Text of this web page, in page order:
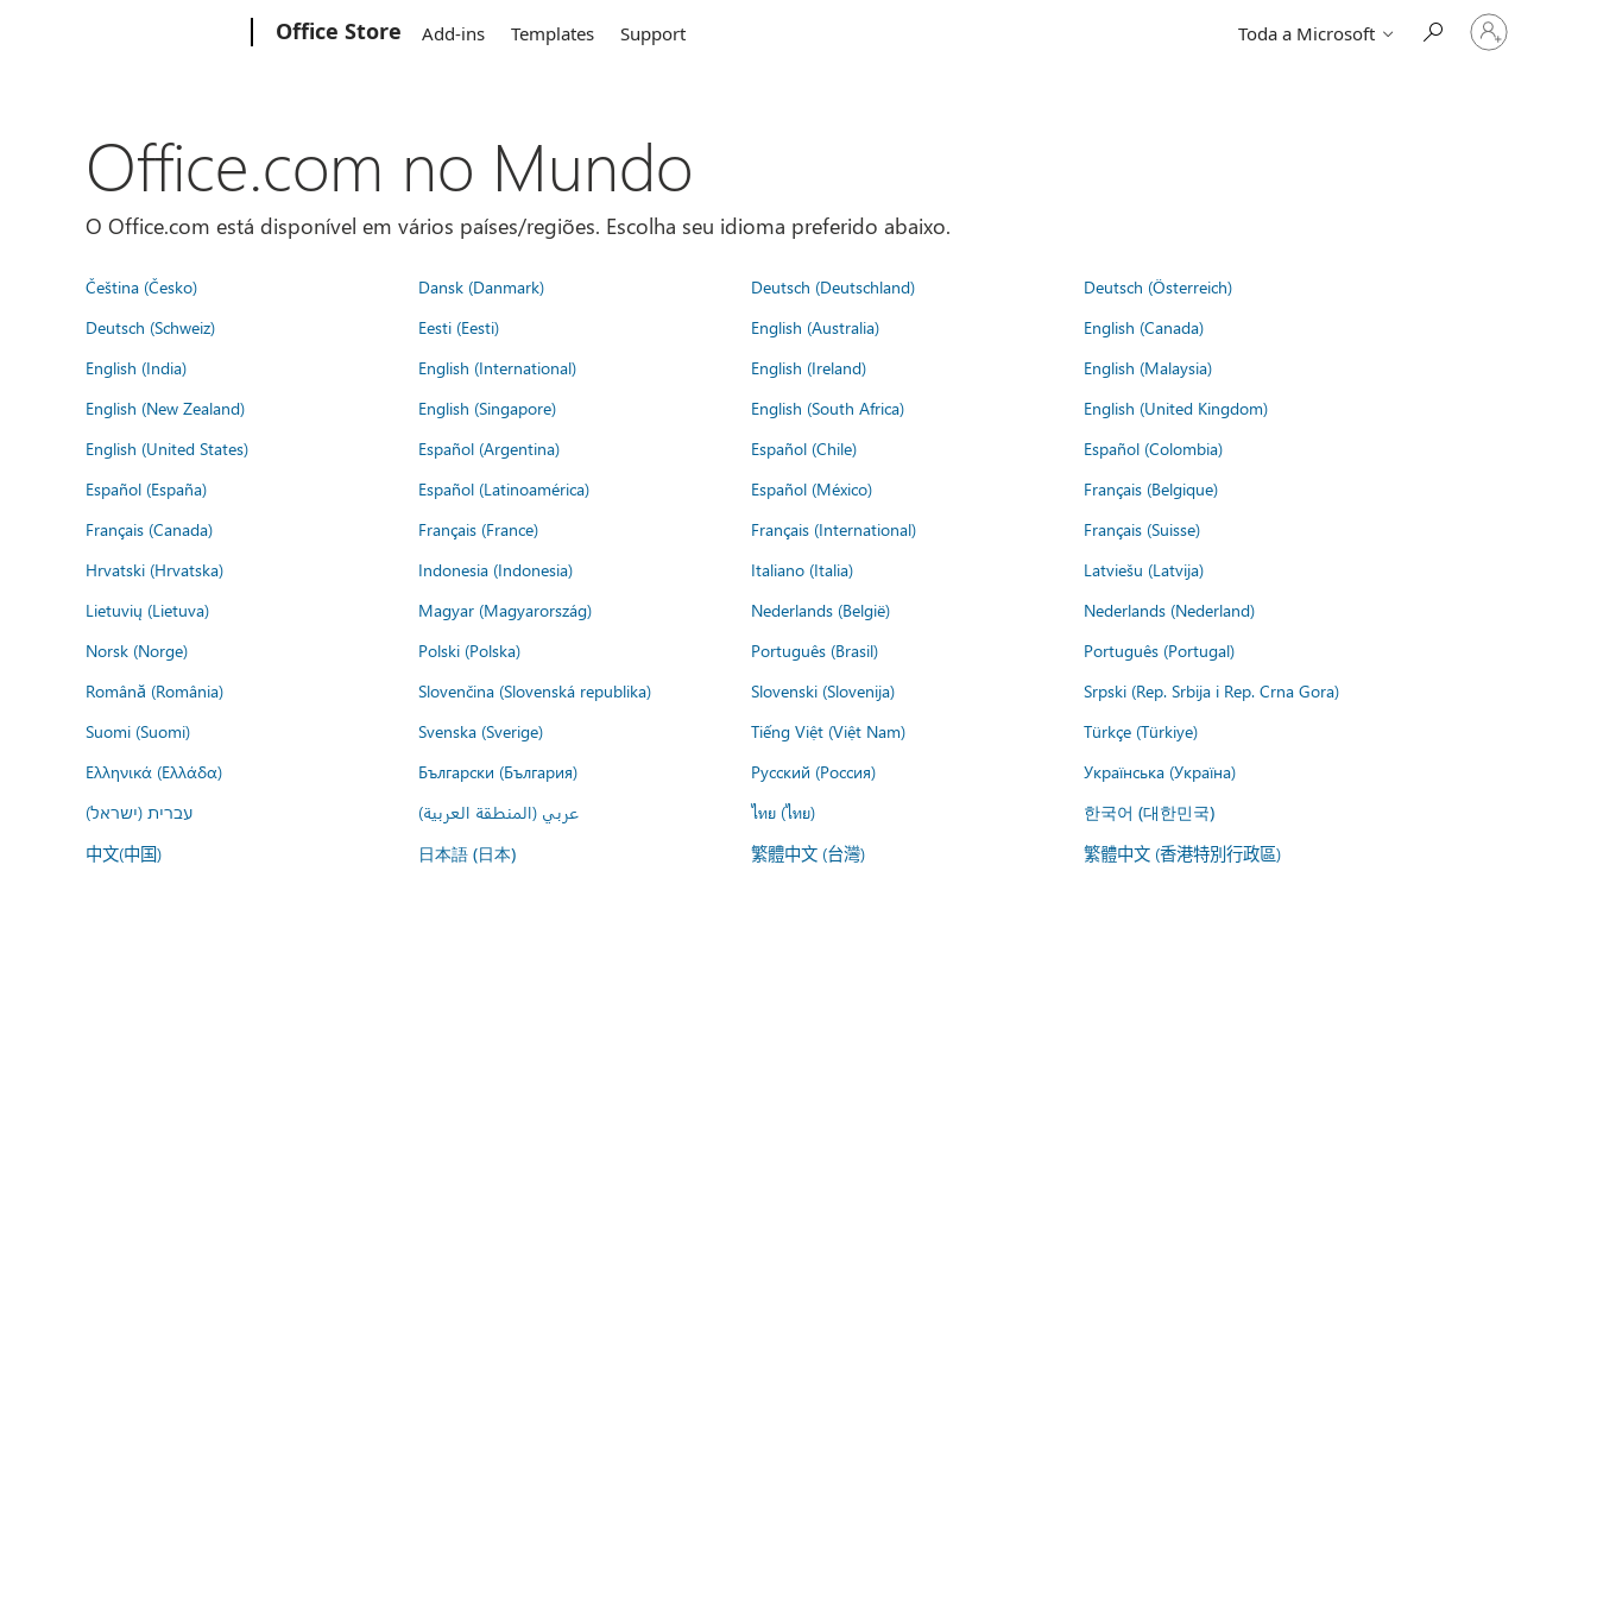
Office Store Add-ins Templates Support Toda a Microsoft
Entre
em
sua
Office.com no Mundo
O Office.com está disponível em vários países/regiões. Escolha seu idioma preferido abaixo.
Čeština (Česko) Dansk (Danmark) Deutsch (Deutschland)
Deutsch (Österreich)
Deutsch (Schweiz)
Eesti (Eesti) English (Australia)
English (Canada)
English (India)
English (International) English (Ireland)
English (Malaysia)
English (New Zealand)
English (Singapore) English (South Africa)
English (United Kingdom)
English (United States)
Español (Argentina) Español (Chile)
Español (Colombia)
Español (España)
Español (Latinoamérica) Español (México)
Français (Belgique)
Français (Canada)
Français (France) Français (International)
Français (Suisse)
Hrvatski (Hrvatska)
Indonesia (Indonesia) Italiano (Italia)
Latviešu (Latvija)
Lietuvių (Lietuva)
Magyar (Magyarország) Nederlands (België)
Nederlands (Nederland)
Norsk (Norge)
Polski (Polska) Português (Brasil)
Português (Portugal)
Română (România)
Slovenčina (Slovenská republika) Slovenski (Slovenija)
Srpski (Rep. Srbija i Rep. Crna Gora)
Suomi (Suomi)
Svenska (Sverige) Tiếng Việt (Việt Nam)
Türkçe (Türkiye)
Ελληνικά (Ελλάδα)
Български (България) Русский (Россия)
Українська (Україна)
עברית (ישראל)
عربي (المنطقة العربية) ไทย (ไทย) 한국어 (대한민국)
中文(中国) 日本語 (日本) 繁體中文 (台灣) 繁體中文 (香港特別行政區)